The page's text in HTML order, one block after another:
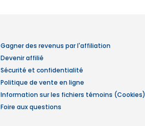
Gagner des revenus par l'affiliation
Devenir affilié
Sécurité et confidentialité
Politique de vente en ligne
Information sur les fichiers témoins (Cookies)
Foire aux questions